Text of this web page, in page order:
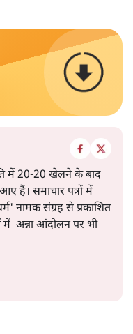
में 20-20 खेलने के बाद
हैं। समाचार पत्रों में
नामक संग्रह से प्रकाशित
में अन्ना आंदोलन पर भी